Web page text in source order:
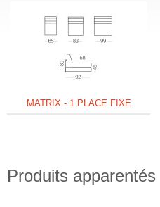
MATRIX - 1 PLACE FIXE
Produits apparentés